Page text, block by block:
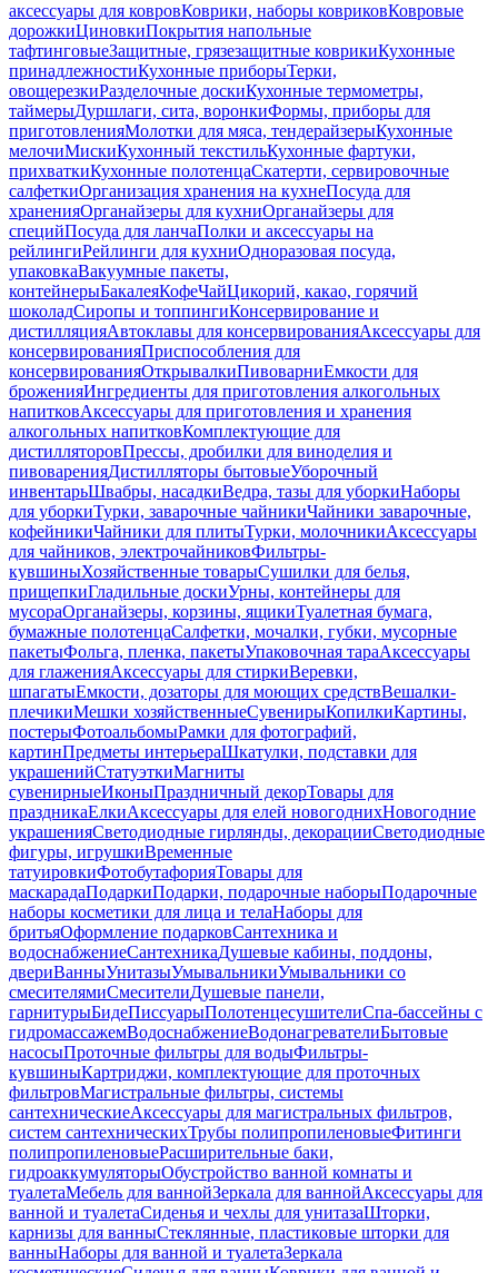
аксессуары для ковровКоврики, наборы ковриковКовровые
дорожкиЦиновкиПокрытия напольные
тафтинговыеЗащитные, грязезащитные коврикиКухонные
принадлежностиКухонные приборыТерки,
овощерезкиРазделочные доскиКухонные термометры,
таймерыДуршлаги, сита, воронкиФормы, приборы для
приготовленияМолотки для мяса, тендерайзерыКухонные
мелочиМискиКухонный текстильКухонные фартуки,
прихваткиКухонные полотенцаСкатерти, сервировочные
салфеткиОрганизация хранения на кухнеПосуда для
храненияОрганайзеры для кухниОрганайзеры для
специйПосуда для ланчаПолки и аксессуары на
рейлингиРейлинги для кухниОдноразовая посуда,
упаковкаВакуумные пакеты,
контейнерыБакалеяКофеЧайЦикорий, какао, горячий
шоколадСиропы и топпингиКонсервирование и
дистилляцияАвтоклавы для консервированияАксессуары для
консервированияПриспособления для
консервированияОткрывалкиПивоварниЕмкости для
броженияИнгредиенты для приготовления алкогольных
напитковАксессуары для приготовления и хранения
алкогольных напитковКомплектующие для
дистилляторовПрессы, дробилки для виноделия и
пивоваренияДистилляторы бытовыеУборочный
инвентарьШвабры, насадкиВедра, тазы для уборкиНаборы
для уборкиТурки, заварочные чайникиЧайники заварочные,
кофейникиЧайники для плитыТурки, молочникиАксессуары
для чайников, электрочайниковФильтры-
кувшиныХозяйственные товарыСушилки для белья,
прищепкиГладильные доскиУрны, контейнеры для
мусораОрганайзеры, корзины, ящикиТуалетная бумага,
бумажные полотенцаСалфетки, мочалки, губки, мусорные
пакетыФольга, пленка, пакетыУпаковочная тараАксессуары
для глаженияАксессуары для стиркиВеревки,
шпагатыЕмкости, дозаторы для моющих средствВешалки-
плечикиМешки хозяйственныеСувенирыКопилкиКартины,
постерыФотоальбомыРамки для фотографий,
картинПредметы интерьераШкатулки, подставки для
украшенийСтатуэткиМагниты
сувенирныеИконыПраздничный декорТовары для
праздникаЕлкиАксессуары для елей новогоднихНовогодние
украшенияСветодиодные гирлянды, декорацииСветодиодные
фигуры, игрушкиВременные
татуировкиФотобутафорияТовары для
маскарадаПодаркиПодарки, подарочные наборыПодарочные
наборы косметики для лица и телаНаборы для
бритьяОформление подарковСантехника и
водоснабжениеСантехникаДушевые кабины, поддоны,
двериВанныУнитазыУмывальникиУмывальники со
смесителямиСмесителиДушевые панели,
гарнитурыБидеПиссуарыПолотенцесушителиСпа-бассейны с
гидромассажемВодоснабжениеВодонагревателиБытовые
насосыПроточные фильтры для водыФильтры-
кувшиныКартриджи, комплектующие для проточных
фильтровМагистральные фильтры, системы
сантехническиеАксессуары для магистральных фильтров,
систем сантехническихТрубы полипропиленовыеФитинги
полипропиленовыеРасширительные баки,
гидроаккумуляторыОбустройство ванной комнаты и
туалетаМебель для ваннойЗеркала для ваннойАксессуары для
ванной и туалетаСиденья и чехлы для унитазаШторки,
карнизы для ванныСтеклянные, пластиковые шторки для
ванныНаборы для ванной и туалетаЗеркала